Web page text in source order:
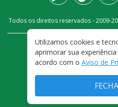
Todos os direitos reservados - 2009-
FALE
TERMOS E
Utilizamos cookies e
aprimorar sua
acordo com o Aviso de